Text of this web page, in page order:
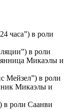
часа”) в роли
в роли
Микаэлы и
Мейзел”) в роли
Микаэлы и
в роли Саанви